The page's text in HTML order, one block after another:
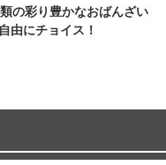
の彩り豊かなおばんざい
由にチョイス！